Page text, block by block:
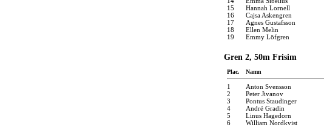
15
Hannah Lornell
16
Cajsa Askengren
17
Agnes Gustafsson
18
Ellen Melin
19
Emmy Löfgren
Gren 2, 50m Frisim
Plac. Namn
1 Anton Svensson
2
Peter Jivanov
3
Pontus Staudinger
4
André Gradin
5
Linus Hagedorn
6
William Nordkvist